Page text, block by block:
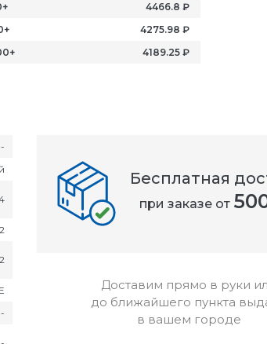
4466.8 ₽
4275.98 ₽
4189.25₽
-
2
-
Бесплатная
при заказе от
Доставим прямо в руки
до ближайшего пункта
в вашем городе